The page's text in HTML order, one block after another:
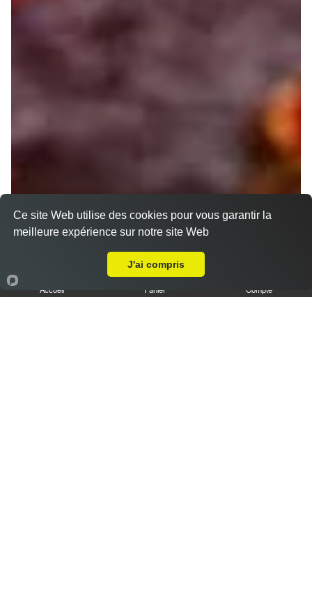
Nos Tajines
Accueil Panier Compte
Ce site Web utilise des cookies pour vous garantir la
meilleure expérience sur notre site Web
J'ai compris